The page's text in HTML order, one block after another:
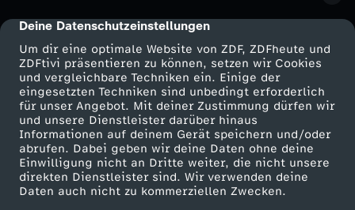
cmp-dialog-description
Deine Datenschutzeinstellungen
Um dir eine optimale Website von ZDF, ZDFheute und
ZDFtivi präsentieren zu können, setzen wir Cookies
und vergleichbare Techniken ein. Einige der
eingesetzten Techniken sind unbedingt erforderlich
für unser Angebot. Mit deiner Zustimmung dürfen wir
und unsere Dienstleister darüber hinaus
Informationen auf deinem Gerät speichern und/oder
abrufen. Dabei geben wir deine Daten ohne deine
Einwilligung nicht an Dritte weiter, die nicht unsere
direkten Dienstleister sind. Wir verwenden deine
Daten auch nicht zu kommerziellen Zwecken.
Mehr ZDF
ZDF-Apps
Smart TV
ZDFtext
Service
ZDFmitreden
Kontakt zum ZDF
Tickets